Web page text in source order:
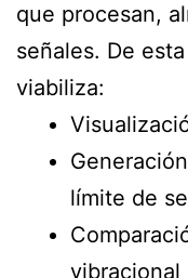
que procesan,
señales. De
viabiliza:
límite de
vibracional